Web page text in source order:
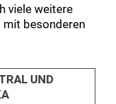
viele weitere
mit besonderen
UND